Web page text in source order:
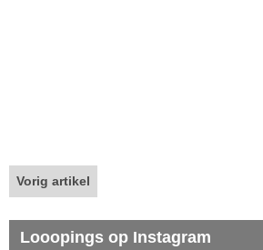
Vorig artikel
Looopings op Instagram